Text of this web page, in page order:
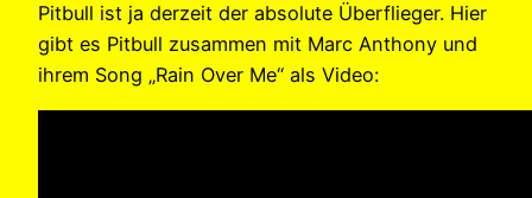
Pitbull ist ja derzeit der absolute Überflieger. Hier
gibt es Pitbull zusammen mit Marc Anthony und
ihrem Song „Rain Over Me“ als Video: